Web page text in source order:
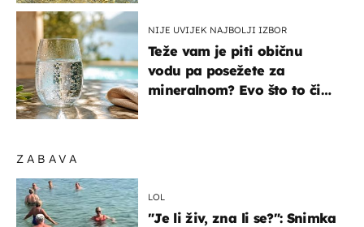
ZABAVA
LOL
"Je li živ, zna li se?": Snimka
NIJE UVIJEK NAJBOLJI IZBOR
Teže vam je piti običnu
vodu pa posežete za
mineralnom? Evo što to čini